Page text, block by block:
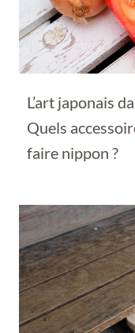
L’art japonais
Quels
faire nippon ?